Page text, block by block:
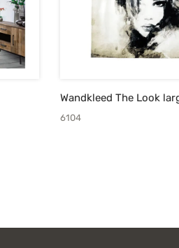
Wandkleed The Look
6104